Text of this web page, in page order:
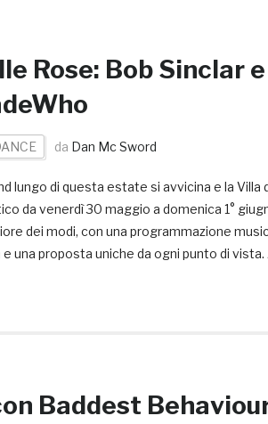
Rose: Bob Sinclar e
da Dan Mc Sword
lungo di questa estate si avvicina e la Villa
da venerdì 30 maggio a domenica 1°
dei modi, con una programmazione
e una proposta uniche da ogni punto di vista.
Baddest